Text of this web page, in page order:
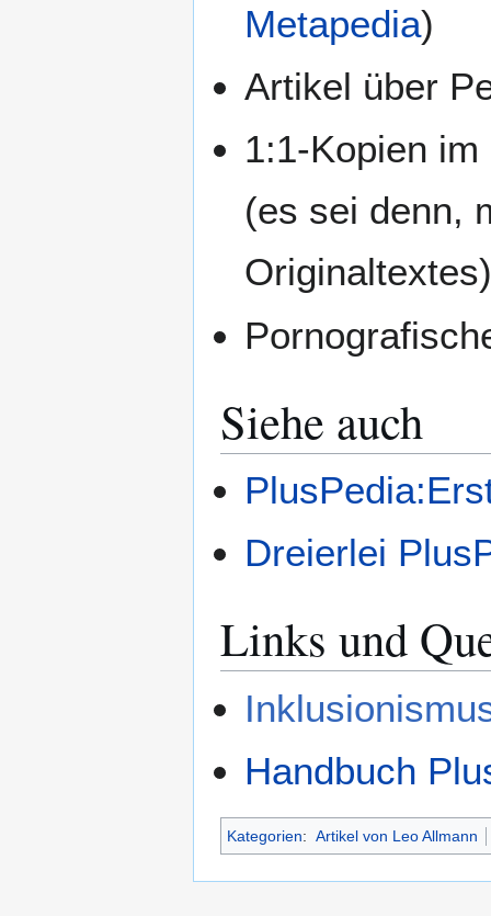
Metapedia)
Artikel über
1:1-Kopien
(es sei denn,
Siehe auch
Dreierlei
Links und
Handbuch
Kategorien: Artikel von Leo Allmann